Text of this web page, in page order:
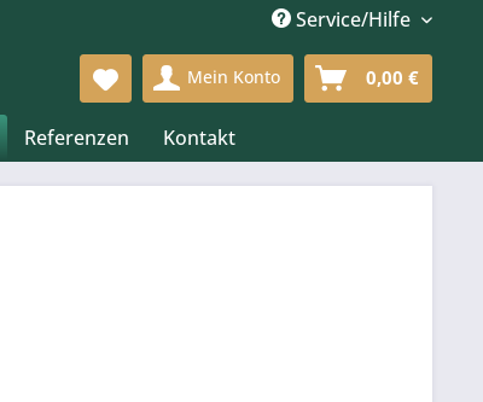
Service/Hilfe
Mein Konto 0,00 €
Referenzen Kontakt